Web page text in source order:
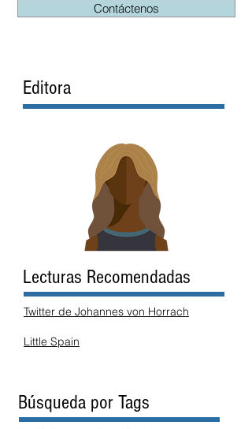
Editora
Twitter de Johannes von Horrach
Little Spain
Lecturas Recomendadas
Búsqueda por Tags
Contáctenos